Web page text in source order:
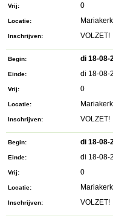
Vrij 0
Locatie
Inschrijven VOLZET!
Begin di 18-08-
Einde di 18-08-
Vrij 0
Locatie
Inschrijven VOLZET!
Begin di 18-08-
Einde di 18-08-
Vrij 0
Locatie
Inschrijven VOLZET!